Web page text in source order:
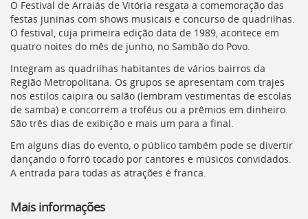
O Festival de Arraiás de Vitória resgata a comemoração das
festas juninas com shows musicais e concurso de quadrilhas.
O festival, cuja primeira edição data de 1989, acontece em
quatro noites do mês de junho, no Sambão do Povo.
Integram as quadrilhas habitantes de vários bairros da
Região Metropolitana. Os grupos se apresentam com trajes
nos estilos caipira ou salão (lembram vestimentas de escolas
de samba) e concorrem a troféus ou a prêmios em dinheiro.
São três dias de exibição e mais um para a final.
Em alguns dias do evento, o público também pode se divertir
dançando o forró tocado por cantores e músicos convidados.
A entrada para todas as atrações é franca.
Mais informações